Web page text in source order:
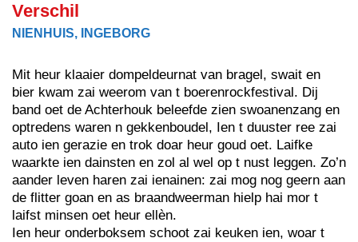
Verschil
NIENHUIS, INGEBORG
Mit heur klaaier dompeldeurnat van bragel, swait en
bier kwam zai weerom van t boerenrockfestival. Dij
band oet de Achterhouk beleefde zien swoanenzang en
optredens waren n gekkenboudel, Ien t duuster ree zai
auto ien gerazie en trok doar heur goud oet. Laifke
waarkte ien dainsten en zol al wel op t nust leggen. Zo’n
aander leven haren zai ienainen: zai mog nog geern aan
de flitter goan en as braandweerman hielp hai mor t
laifst minsen oet heur ellèn.
Ien heur onderboksem schoot zai keuken ien, woar t